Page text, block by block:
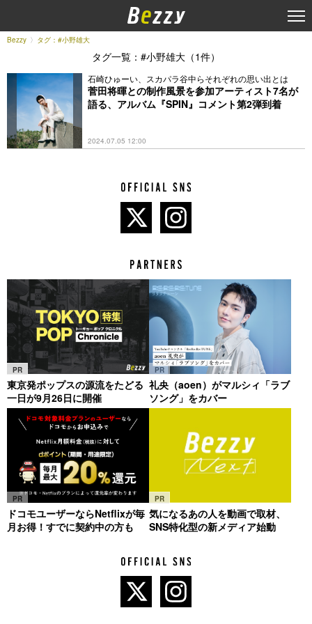
Bezzy タグ：#小野雄大
タグ一覧：#小野雄大（1件）
石崎ひゅーい、スカパラ谷中らそれぞれの思い出とは
菅田将暉との制作風景を参加アーティスト7名が
語る、アルバム『SPIN』コメント第2弾到着
2024.07.05 12:00
PR
東京発ポップスの源流をたどる
一日が9月26日に開催
PR
礼央（aoen）がマルシィ「ラブ
ソング」をカバー
PR
ドコモユーザーならNetflixが毎
月お得！すでに契約中の方も
PR
気になるあの人を動画で取材、
SNS特化型の新メディア始動